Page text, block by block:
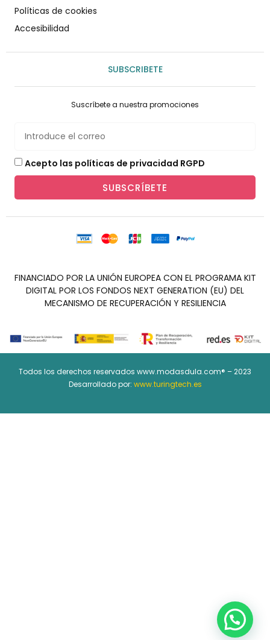
Políticas de cookies
Accesibilidad
SUBSCRIBETE
Suscríbete a nuestra promociones
Acepto las políticas de privacidad RGPD
SUBSCRÍBETE
FINANCIADO POR LA UNIÓN EUROPEA CON EL PROGRAMA KIT
DIGITAL POR LOS FONDOS NEXT GENERATION (EU) DEL
MECANISMO DE RECUPERACIÓN Y RESILIENCIA
Todos los derechos reservados www.modasdula.com® – 2023
Desarrollado por: www.turingtech.es